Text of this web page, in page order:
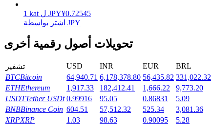
خنزير الطاقة
1 kat ل JPY¥0.72545
اشتر بواسطة JPY
تحويلات أصول رقمية أخرى
تشفير USD INR EUR BRL
BTCBitcoin 64,940.71 6,178,378.80 56,435.82 331,022.32
ETHEthereum 1,917.33 182,412.41 1,666.22 9,773.20
USDTTether USDt 0.99916 95.05 0.86831 5.09
BNBBinance Coin 604.51 57,512.32 525.34 3,081.36
XRPXRP 1.03 98.63 0.90095 5.28